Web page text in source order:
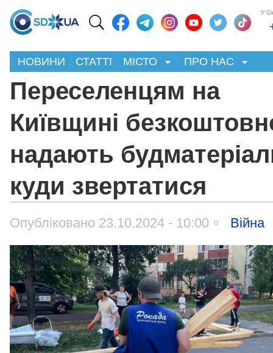
У
НОВИНИ СТАТТІ МІСТО ПРО НАС
Переселенцям на
Київщині
надають
куди звертатися
Опубліковано 23.10.2024 - 10:00 Війна